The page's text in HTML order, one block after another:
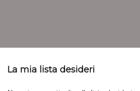
La mia lista desideri